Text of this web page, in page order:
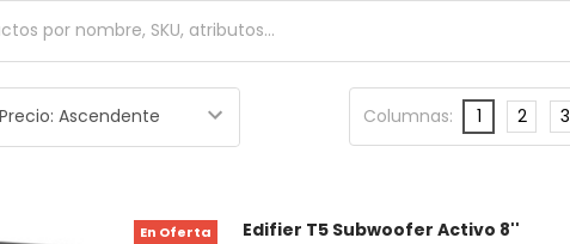
Columnas: 1 2 3
En Oferta
Edifier T5 Subwoofer Activo 8''